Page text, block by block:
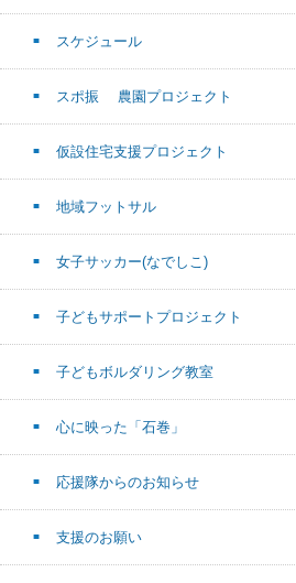
スケジュール
スポ振 農園プロジェクト
仮設住宅支援プロジェクト
地域フットサル
女子サッカー(なでしこ)
子どもサポートプロジェクト
子どもボルダリング教室
心に映った「石巻」
応援隊からのお知らせ
支援のお願い